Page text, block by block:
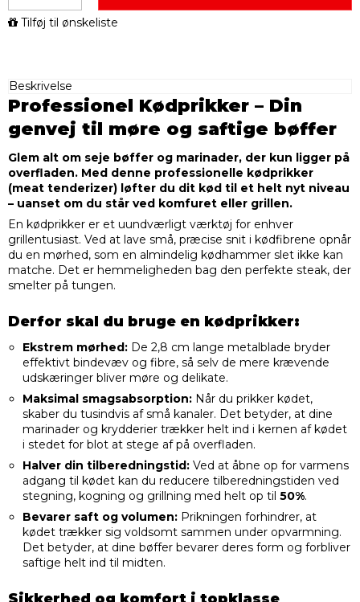
Tilføj til ønskeliste
Beskrivelse
Professionel Kødprikker – Din
genvej til møre og saftige bøffer
Glem alt om seje bøffer og marinader, der kun ligger på
overfladen. Med denne professionelle kødprikker
(meat tenderizer) løfter du dit kød til et helt nyt niveau
– uanset om du står ved komfuret eller grillen.
En kødprikker er et uundværligt værktøj for enhver
grillentusiast. Ved at lave små, præcise snit i kødfibrene opnår
du en mørhed, som en almindelig kødhammer slet ikke kan
matche. Det er hemmeligheden bag den perfekte steak, der
smelter på tungen.
Derfor skal du bruge en kødprikker:
Ekstrem mørhed:De 2,8 cm lange metalblade bryder
effektivt bindevæv og fibre, så selv de mere krævende
udskæringer bliver møre og delikate.
Maksimal smagsabsorption:Når du prikker kødet,
skaber du tusindvis af små kanaler. Det betyder, at dine
marinader og krydderier trækker helt ind i kernen af kødet
i stedet for blot at stege af på overfladen.
Halver din tilberedningstid:Ved at åbne op for varmens
adgang til kødet kan du reducere tilberedningstiden ved
stegning, kogning og grillning med helt op til 50%.
Bevarer saft og volumen:Prikningen forhindrer, at
kødet trækker sig voldsomt sammen under opvarmning.
Det betyder, at dine bøffer bevarer deres form og forbliver
saftige helt ind til midten.
Sikkerhed og komfort i topklasse